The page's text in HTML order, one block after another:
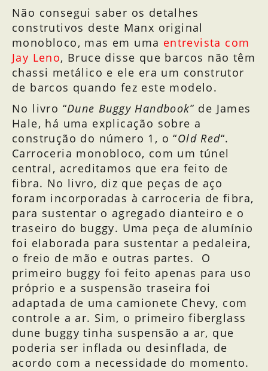
Não consegui saber os detalhes
construtivos deste Manx original
monobloco, mas em uma entrevista com
Jay Leno, Bruce disse que barcos não têm
chassi metálico e ele era um construtor
de barcos quando fez este modelo.
No livro “Dune Buggy Handbook” de James
Hale, há uma explicação sobre a
construção do número 1, o “Old Red“.
Carroceria monobloco, com um túnel
central, acreditamos que era feito de
fibra. No livro, diz que peças de aço
foram incorporadas à carroceria de fibra,
para sustentar o agregado dianteiro e o
traseiro do buggy. Uma peça de alumínio
foi elaborada para sustentar a pedaleira,
o freio de mão e outras partes. O
primeiro buggy foi feito apenas para uso
próprio e a suspensão traseira foi
adaptada de uma camionete Chevy, com
controle a ar. Sim, o primeiro fiberglass
dune buggy tinha suspensão a ar, que
poderia ser inflada ou desinflada, de
acordo com a necessidade do momento.